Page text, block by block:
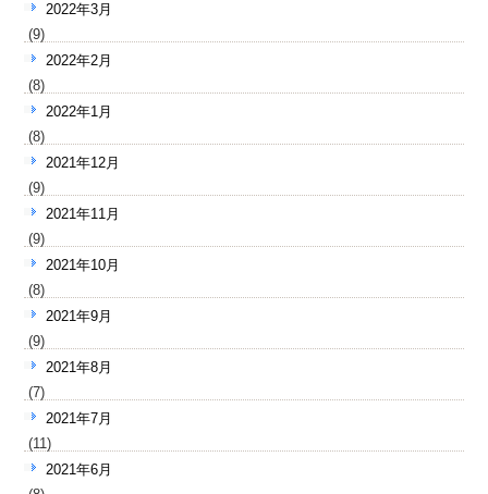
2022年3月
(9)
2022年2月
(8)
2022年1月
(8)
2021年12月
(9)
2021年11月
(9)
2021年10月
(8)
2021年9月
(9)
2021年8月
(7)
2021年7月
(11)
2021年6月